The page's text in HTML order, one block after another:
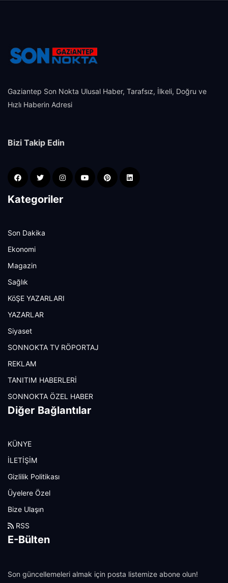
Gaziantep Son Nokta Ulusal Haber, Tarafsız, İlkeli, Doğru ve
Hızlı Haberin Adresi
Bizi Takip Edin
Kategoriler
Son Dakika
Ekonomi
Magazin
Sağlık
KöŞE YAZARLARI
YAZARLAR
Siyaset
SONNOKTA TV RÖPORTAJ
REKLAM
TANITIM HABERLERİ
SONNOKTA ÖZEL HABER
Diğer Bağlantılar
KÜNYE
İLETİŞİM
Gizlilik Politikası
Üyelere Özel
Bize Ulaşın
RSS
E-Bülten
Son güncellemeleri almak için posta listemize abone olun!